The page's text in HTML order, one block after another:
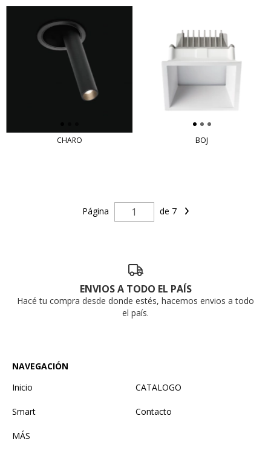
CHARO BOJ
Página de 7
ENVIOS A TODO EL PAÍS
Hacé tu compra desde donde estés, hacemos envios a todo
el país.
NAVEGACIÓN
Inicio
CATALOGO
Smart Contacto
MÁS